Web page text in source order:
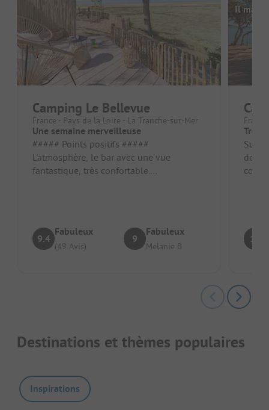
Camping Le Bellevue
France - Pays de la Loire - La Tranche-sur-Mer
Une semaine merveilleuse
##### Points positifs #####
L'atmosphère, le bar avec une vue
fantastique, très confortable.
9.4
Fabuleux
(49 Avis)
9
Fabuleux
Melanie B
Il
Trop
de la
10
Destinations et thèmes populaires
Inspirations